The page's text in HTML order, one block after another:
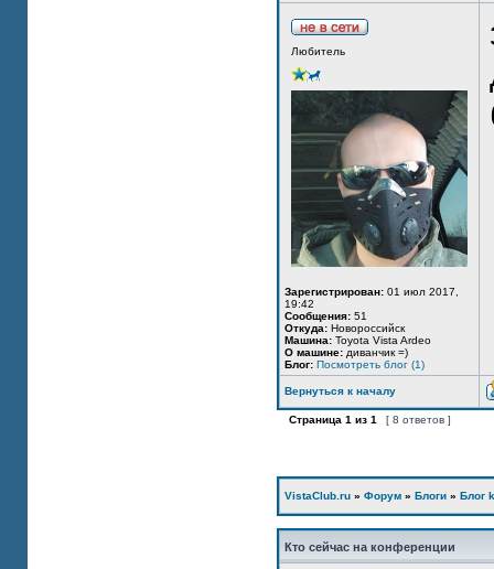
Любитель
Зарегистрирован: 01 июл 2017,
19:42
Сообщения: 51
Откуда: Новороссийск
Машина: Toyota Vista Ardeo
О машине: диванчик =)
Блог: Посмотреть блог (1)
Вернуться к началу
Страница 1 из 1 [ 8 ответов ]
VistaClub.ru » Форум » Блоги » Блог
Кто сейчас на конференции